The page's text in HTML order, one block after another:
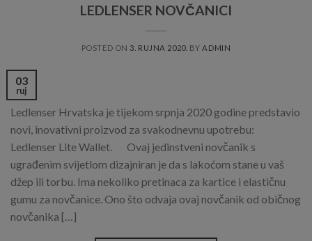
LEDLENSER NOVČANICI
POSTED ON 3. RUJNA 2020. BYADMIN
03
ruj
Ledlenser Hrvatska je tijekom srpnja 2020 godine predstavio
novi, inovativni proizvod za svakodnevnu upotrebu:
Ledlenser Lite Wallet. Ovaj jedinstveni novčanik s
ugrađenim svijetlom dizajniran je da s lakoćom stane u vaš
džep ili torbu. Ima nekoliko pretinaca za kartice i elastičnu
gumu za novčanice. Ono što odvaja ovaj novčanik od običnog
novčanika […]